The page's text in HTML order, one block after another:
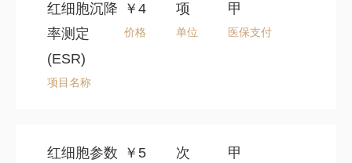
红细胞沉降
率测定
(ESR)
项目名称
￥4
价格
项
单位
甲
医保支付
红细胞参数
￥5 次 甲